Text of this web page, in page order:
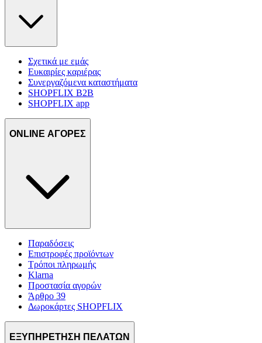
Σχετικά με εμάς
Ευκαιρίες καριέρας
Συνεργαζόμενα καταστήματα
SHOPFLIX B2B
SHOPFLIX app
ONLINE ΑΓΟΡΕΣ
Παραδόσεις
Επιστροφές προϊόντων
Τρόποι πληρωμής
Klarna
Προστασία αγορών
Άρθρο 39
Δωροκάρτες SHOPFLIX
ΕΞΥΠΗΡΕΤΗΣΗ ΠΕΛΑΤΩΝ